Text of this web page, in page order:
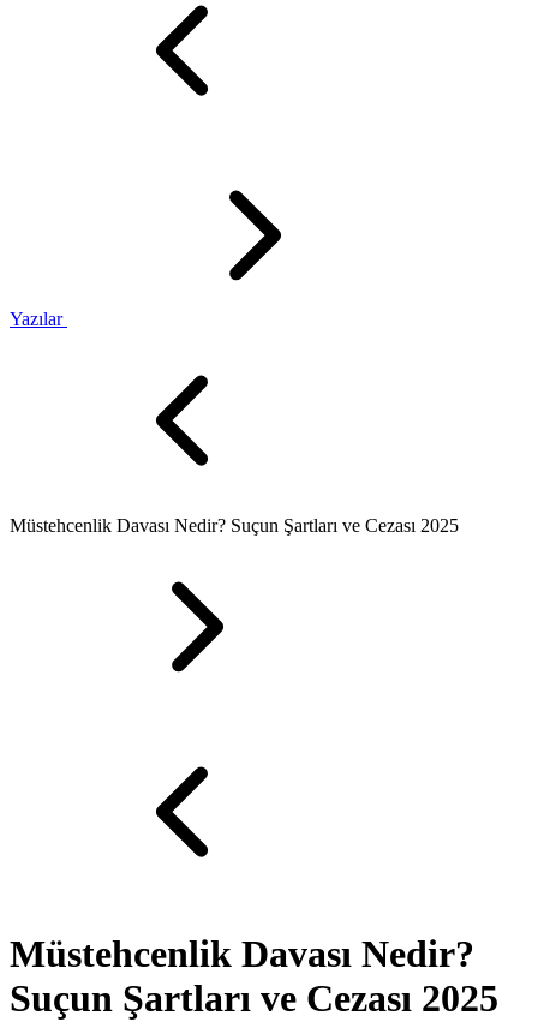
Yazılar
Müstehcenlik Davası Nedir? Suçun Şartları ve Cezası 2025
Müstehcenlik Davası Nedir?
Suçun Şartları ve Cezası 2025